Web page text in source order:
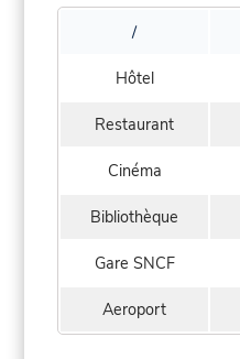
/
Hôtel
Restaurant
Cinéma
Bibliothèque
Gare SNCF
Aeroport